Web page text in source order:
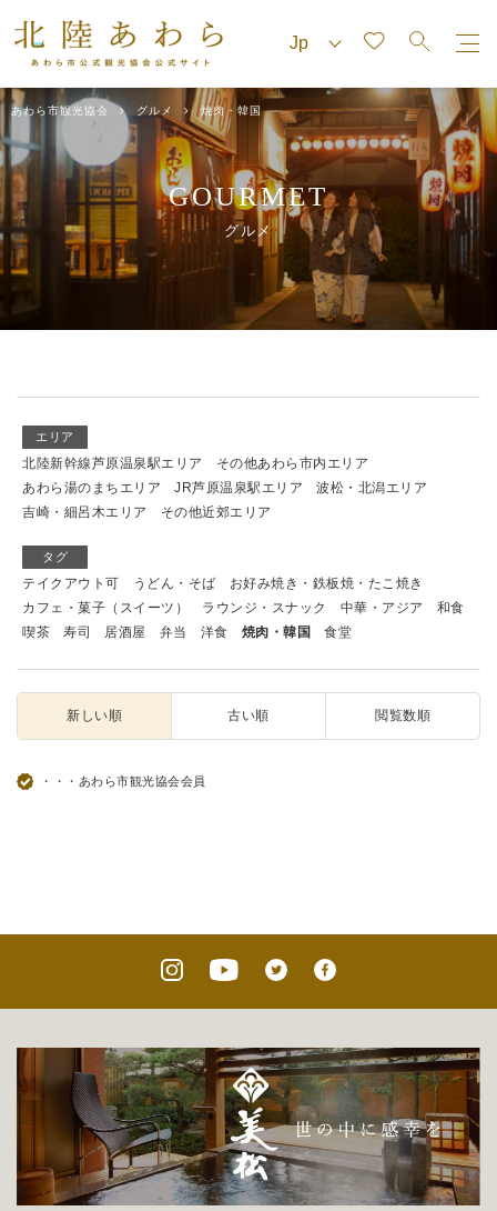
あわら市観光協会 グルメ 焼肉・韓国
GOURMET
グルメ
エリア
北陸新幹線芦原温泉駅エリア
その他あわら市内エリア
あわら湯のまちエリア
JR芦原温泉駅エリア
波松・北潟エリア
吉崎・細呂木エリア
その他近郊エリア
タグ
テイクアウト可 うどん・そば
お好み焼き・鉄板焼・たこ焼き
カフェ・菓子（スイーツ）
ラウンジ・スナック 中華・アジア
和食
喫茶
寿司 居酒屋 弁当 洋食 焼肉・韓国 食堂
新しい順 古い順 閲覧数順
・・・あわら市観光協会会員